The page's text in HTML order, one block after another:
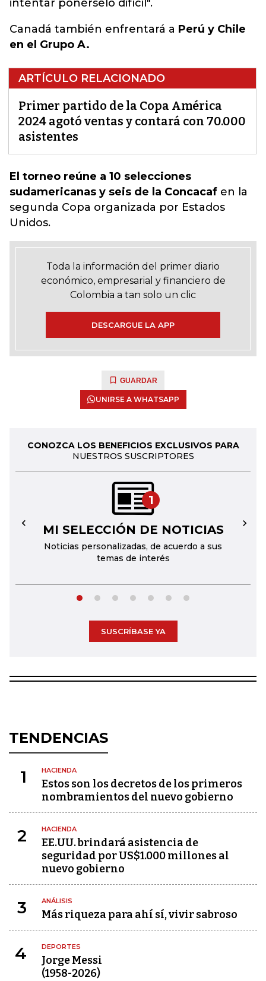
intentar ponérselo difícil".
Canadá también enfrentará a Perú y Chile
en el Grupo A.
ARTÍCULO RELACIONADO
Primer partido de la Copa América
2024 agotó ventas y contará con 70.000
asistentes
El torneo reúne a 10 selecciones
sudamericanas y seis de la Concacaf en la
segunda Copa organizada por Estados
Unidos.
Toda la información del primer diario
económico, empresarial y financiero de
Colombia a tan solo un clic
DESCARGUE LA APP
GUARDAR
UNIRSE A WHATSAPP
CONOZCA LOS BENEFICIOS EXCLUSIVOS PARA
NUESTROS SUSCRIPTORES
1
MI SELECCIÓN DE NOTICIAS
Noticias personalizadas, de acuerdo a sus
temas de interés
← →
SUSCRÍBASE YA
TENDENCIAS
1 HACIENDA
Estos son los decretos de los primeros
nombramientos del nuevo gobierno
2 HACIENDA
EE.UU. brindará asistencia de
seguridad por US$1.000 millones al
nuevo gobierno
3 ANÁLISIS
Más riqueza para ahí sí, vivir sabroso
4 DEPORTES
Jorge Messi
(1958-2026)